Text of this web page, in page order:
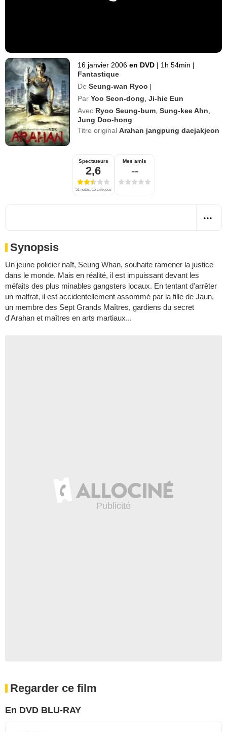
16 janvier 2006 en DVD | 1h 54min |
Fantastique
De Seung-wan Ryoo |
Par Yoo Seon-dong ,Ji-hie Eun
Avec Ryoo Seung-bum ,Sung-kee Ahn
Jung Doo-hong
Titre originalArahan jangpung daejakjeon
Spectateurs
2,6
51 notes, 15 critiques
Mes amis
--
Synopsis
Un jeune policier naïf, Seung Whan, souhaite ramener la justice
dans le monde. Mais en réalité, il est impuissant devant les
méfaits des plus minables gangsters locaux. En tentant d'arrêter
un malfrat, il est accidentellement assommé par la fille de Jaun,
un membre des Sept Grands Maîtres, gardiens du secret
d'Arahan et maîtres en arts martiaux...
Regarder ce film
En DVD BLU-RAY